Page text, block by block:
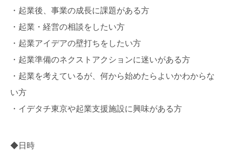
・起業後、 事業の成長に課題がある方
・ 起業・経営の相談をしたい方
・起業アイデアの壁打ちをしたい方
・起業準備のネクストアクションに迷いがある方
・起業を考えているが、 何から始めたらよいかわからな
い方
・イデタチ東京や起業支援施設に興味がある方
◆日時